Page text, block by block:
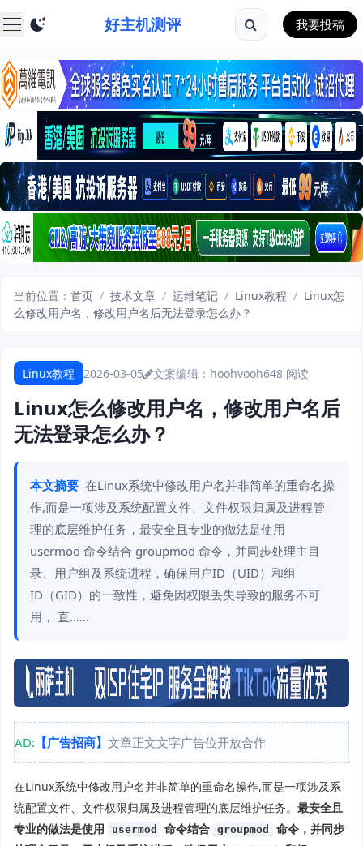
好主机测评 我要投稿
当前位置： 首页 / 技术文章 / 运维笔记 / Linux教程 / Linux怎
么修改用户名，修改用户名后无法登录怎么办？
Linux教程 2026-03-05 文案编辑：hoohvooh648 阅读
Linux怎么修改用户名，修改用户名后
无法登录怎么办？
本文摘要 在Linux系统中修改用户名并非简单的重命名操
作,而是一项涉及系统配置文件、文件权限归属及进程管
理的底层维护任务，最安全且专业的做法是使用
usermod 命令结合 groupmod 命令，并同步处理主目
录、用户组及系统进程，确保用户ID（UID）和组
ID（GID）的一致性，避免因权限丢失导致的服务不可
用， 直……
AD: 【广告招商】 文章正文文字广告位开放合作
在Linux系统中修改用户名并非简单的重命名操作,而是一项涉及系
统配置文件、文件权限归属及进程管理的底层维护任务。 最安全且
专业的做法是使用
usermod 命令结合 groupmod
命令，并同步